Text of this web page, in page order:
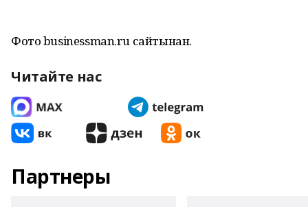
Фото businessman.ru сайтынан.
Читайте нас
Партнеры